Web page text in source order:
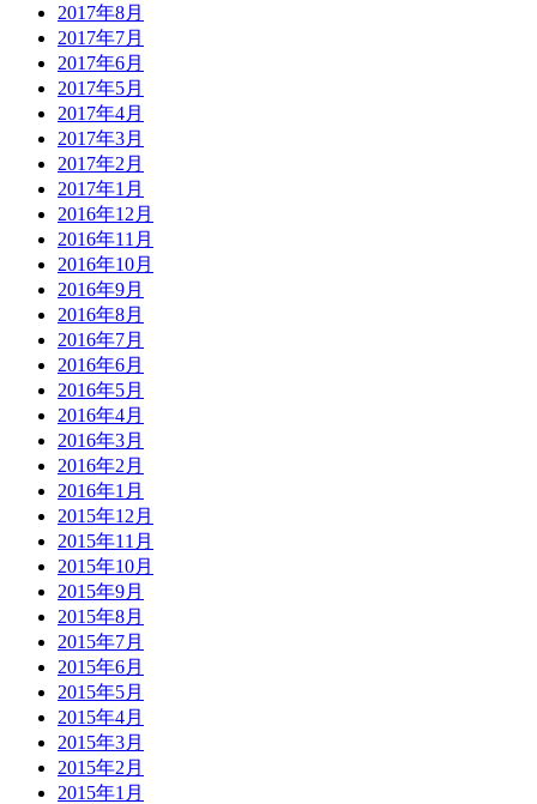
2017年8月
2017年7月
2017年6月
2017年5月
2017年4月
2017年3月
2017年2月
2017年1月
2016年12月
2016年11月
2016年10月
2016年9月
2016年8月
2016年7月
2016年6月
2016年5月
2016年4月
2016年3月
2016年2月
2016年1月
2015年12月
2015年11月
2015年10月
2015年9月
2015年8月
2015年7月
2015年6月
2015年5月
2015年4月
2015年3月
2015年2月
2015年1月